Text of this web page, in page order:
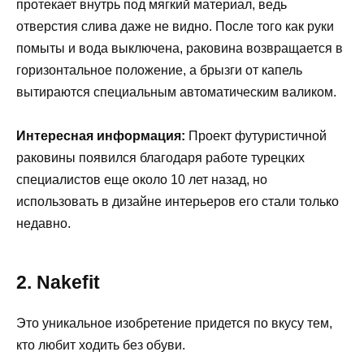
протекает внутрь под мягкий материал, ведь
отверстия слива даже не видно. После того как руки
помыты и вода выключена, раковина возвращается в
горизонтальное положение, а брызги от капель
вытираются специальным автоматическим валиком.
Интересная информация: Проект футуристичной
раковины появился благодаря работе турецких
специалистов еще около 10 лет назад, но
использовать в дизайне интерьеров его стали только
недавно.
2. Nakefit
Это уникальное изобретение придется по вкусу тем,
кто любит ходить без обуви.